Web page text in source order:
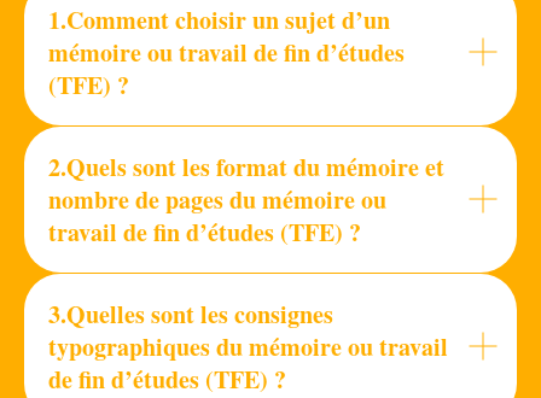
1.Comment choisir un sujet d’un
mémoire ou travail de fin d’études
(TFE) ?
2.Quels sont les format du mémoire et
nombre de pages du mémoire ou
travail de fin d’études (TFE) ?
3.Quelles sont les consignes
typographiques du mémoire ou travail
de fin d’études (TFE) ?